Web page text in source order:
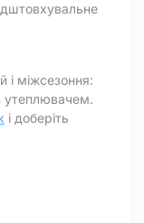
і міжсезоння:
утеплювачем.
і доберіть